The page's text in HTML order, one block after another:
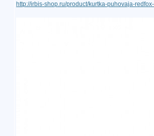
http://irbis-shop.ru/product/kurtka-puhovaja-